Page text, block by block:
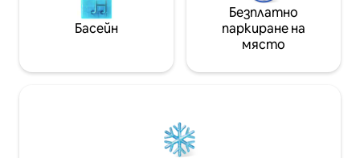
Басейн
Безплатно
паркиране на
място